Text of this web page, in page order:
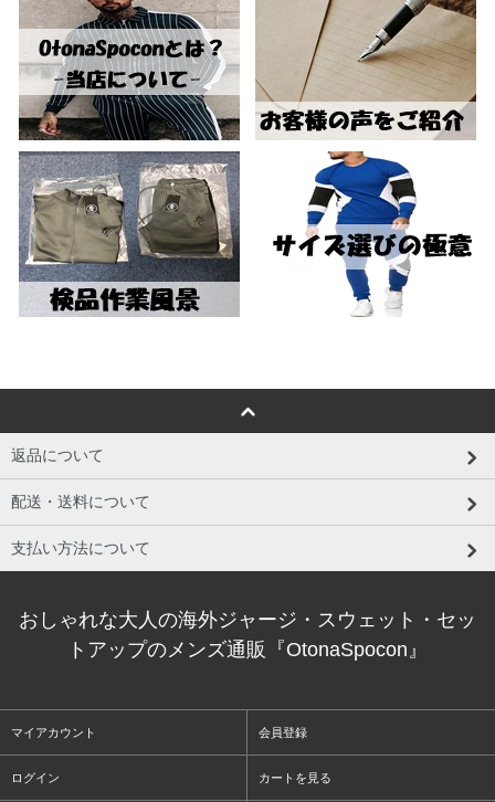
返品について
配送・送料について
支払い方法について
おしゃれな大人の海外ジャージ・スウェット・セッ
トアップのメンズ通販『OtonaSpocon』
マイアカウント 会員登録
ログイン カートを見る